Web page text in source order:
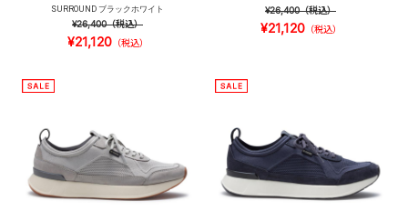
SURROUND ブラックホワイト
¥26,400（税込）
¥21,120（税込）
¥26,400（税込）
¥21,120（税込）